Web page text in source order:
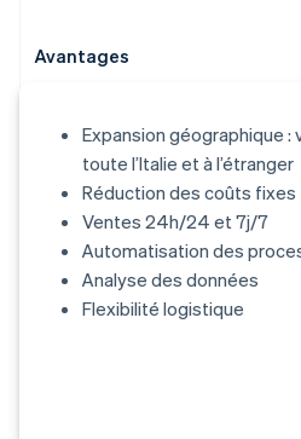
Avantages
Expansion géographique :
toute l’Italie et à l’étranger
Réduction des coûts fixes
Ventes 24h/24 et 7j/7
Automatisation des
Analyse des données
Flexibilité logistique